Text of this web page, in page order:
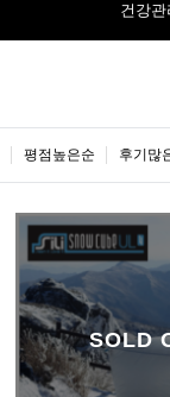
건강관
평점높은순 후기많
SOLD